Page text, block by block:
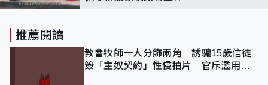
推薦閱讀
教會牧師一人分飾兩角 誘騙15歲信徒
簽「主奴契約」性侵拍片 官斥濫用教